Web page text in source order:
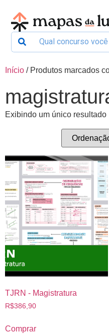
Início / Produtos marcados
Exibindo um único resultado
TJRN - Magistratura
R$386,90
Comprar